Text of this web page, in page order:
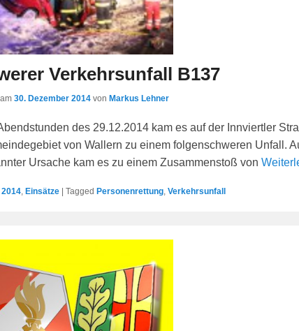
Verkehrsunfall B137
30. Dezember 2014 von Markus Lehner
des 29.12.2014 kam es auf der Innviertler
von Wallern zu einem folgenschweren Unfall.
Ursache kam es zu einem Zusammenstoß von
2014 Einsätze | Tagged Personenrettung Verkehrsunfall